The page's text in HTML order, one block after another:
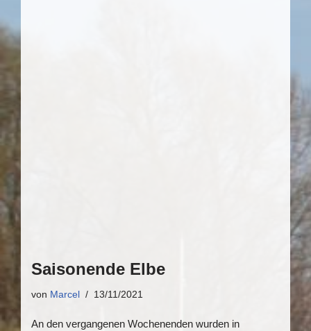
Saisonende Elbe
von Marcel 13/11/2021
An den vergangenen Wochenenden wurden in